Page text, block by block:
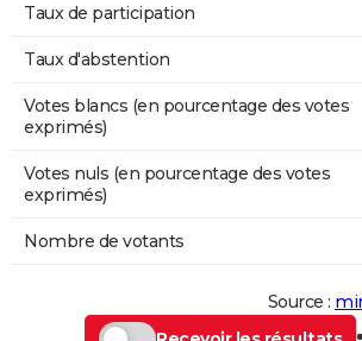
Taux de participation
Taux d'abstention
Votes blancs (en pourcentage des votes
exprimés)
Votes nuls (en pourcentage des votes
exprimés)
Nombre de votants
Source :